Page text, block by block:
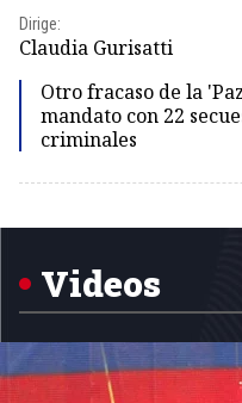
Dirige:
Claudia Gurisatti
Otro fracaso de la
mandato con 22
criminales
Videos